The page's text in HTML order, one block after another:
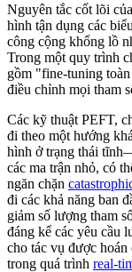
Nguyên tắc cốt lõi
hình tận dụng các
công cộng khổng lồ
Trong một quy trình
gồm "fine-tuning
điều chỉnh mọi tham
Các kỹ thuật PEFT,
đi theo một hướng
hình ở trạng thái
các ma trận nhỏ, có
ngăn chặn
đi các khả năng ban
giảm số lượng tham
đáng kể các yêu cầu
cho tác vụ được
trong quá trình real-